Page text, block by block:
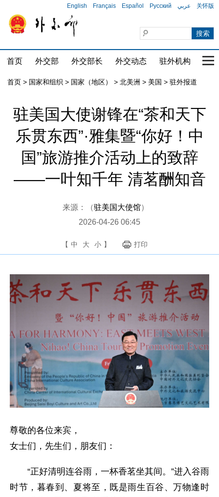
English Français Español Русский عربي 关怀版
首页 外交部 外交部长 外交动态 驻外机构 国
首页 > 国家和组织 > 国家（地区） > 北美洲 > 美国 > 驻外报道
驻美国大使谢锋在“茶和天下
乐贯东西”·雅集暨“你好！中
国”旅游推介活动上的致辞
——一叶知千年 清茗酬知音
来源：（驻美国大使馆）
2026-04-26 06:45
【 中 大 小 】 打印
尊敬的各位来宾，
女士们，先生们，朋友们：
“正好清明连谷雨，一杯香茗坐其间。”进入谷雨
时节，暮春到、夏将至，既是雨生百谷、万物逢时